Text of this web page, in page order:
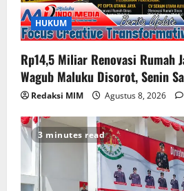
HUKUM
Rp14,5 Miliar Renovasi Rumah
Wagub Maluku Disorot, Senin
Redaksi MIM Agustus 8, 2026
3 minutes read